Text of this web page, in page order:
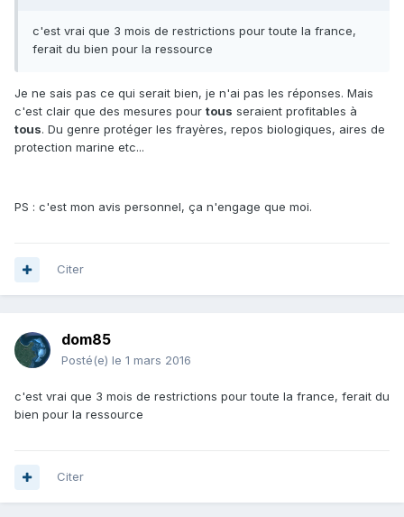
c'est vrai que 3 mois de restrictions pour toute la france,
ferait du bien pour la ressource
Je ne sais pas ce qui serait bien, je n'ai pas les réponses. Mais
c'est clair que des mesures pour tous seraient profitables à
tous. Du genre protéger les frayères, repos biologiques, aires de
protection marine etc...
PS : c'est mon avis personnel, ça n'engage que moi.
Citer
dom85
Posté(e) le 1 mars 2016
c'est vrai que 3 mois de restrictions pour toute la france, ferait du
bien pour la ressource
Citer